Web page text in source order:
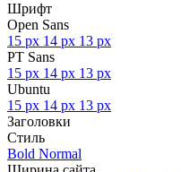
Шрифт
Open Sans
15 px 14 px 13 px
PT Sans
15 px 14 px 13 px
Ubuntu
15 px 14 px 13 px
Заголовки
Стиль
Bold Normal